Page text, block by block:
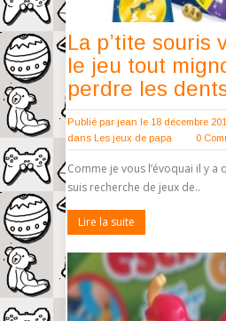
La p’tite souris
le jeu tout
perdre les
Publié par jean le 18 décembre
dans Les jeux de papa 0
Comme je vous l’évoquai il y a
suis recherche de jeux de..
Lire la suite